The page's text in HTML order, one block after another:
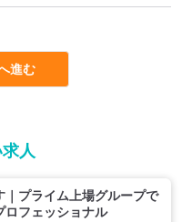
進む
人
プライム上場グループで
ロフェッショナル